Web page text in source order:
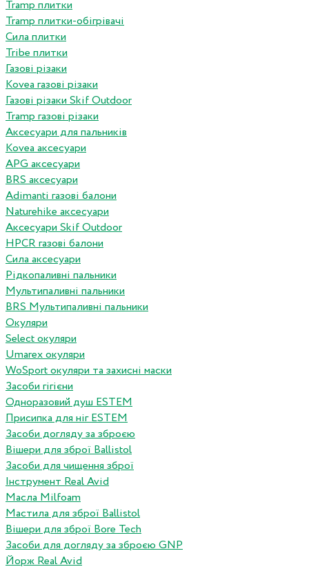
Tramp плитки
Tramp плитки-обігрівачі
Сила плитки
Tribe плитки
Газові різаки
Kovea газові різаки
Газові різаки Skif Outdoor
Tramp газові різаки
Аксесуари для пальників
Kovea аксесуари
APG аксесуари
BRS аксесуари
Adimanti газові балони
Naturehike аксесуари
Аксесуари Skif Outdoor
HPCR газові балони
Сила аксесуари
Рідкопаливні пальники
Мультипаливні пальники
BRS Мультипаливні пальники
Окуляри
Select окуляри
Umarex окуляри
WoSport окуляри та захисні маски
Засоби гігієни
Одноразовий душ ESTEM
Присипка для ніг ESTEM
Засоби догляду за зброєю
Вішери для зброї Ballistol
Засоби для чищення зброї
Інструмент Real Avid
Масла Milfoam
Мастила для зброї Ballistol
Вішери для зброї Bore Tech
Засоби для догляду за зброєю GNP
Йорж Real Avid